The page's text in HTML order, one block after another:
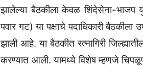
झालेल्या बैठकीला केवळ शिंदेसेना-भाजप
पवार गट) या पक्षाचे पदाधिकारी
झाली आहे. या बैठकीत रत्नागिरी
करण्यात आली. यामध्ये विशेष म्हणजे चिपळूण